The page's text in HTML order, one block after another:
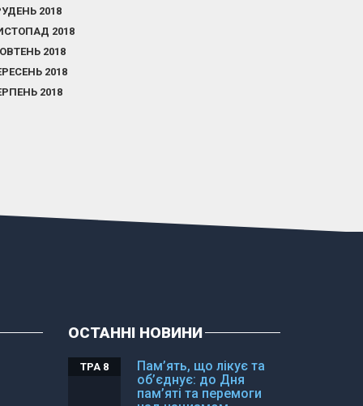
2018
2018
2018
2018
2018
ОСТАННІ НОВИНИ
Пам’ять, що лікує та
об’єднує: до Дня
пам’яті та перемоги
ТРА 8